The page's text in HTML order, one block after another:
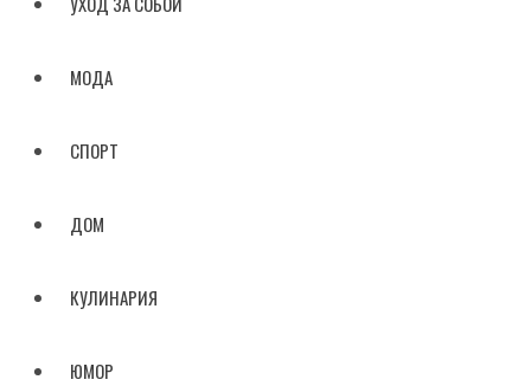
МОДА
СПОРТ
ДОМ
КУЛИНАРИЯ
ЮМОР